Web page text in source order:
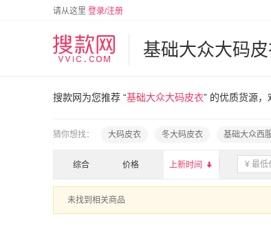
请从这里 登录/注册
基础大众大码
搜款网为您推荐 “基础大众大码皮衣” 的优质货源，
猜你想找： 大码皮衣 冬大码皮衣 基础大众西
综合 价格 上新时间 
未找到相关商品